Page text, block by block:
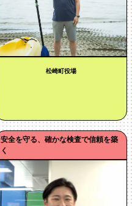
松崎町役場
安全を守る、確かな検査で信頼を築
く